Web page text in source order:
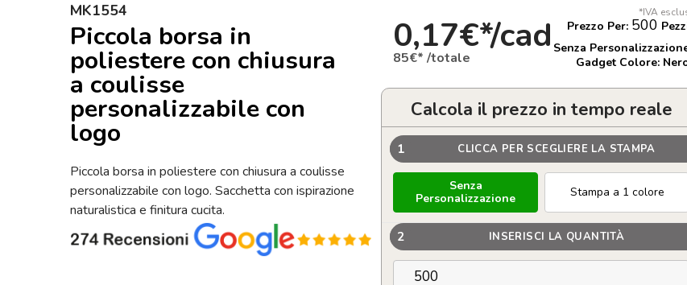
MK1554
Piccola borsa in
poliestere con chiusura
a coulisse
personalizzabile con
logo
Piccola borsa in poliestere con chiusura a coulisse
personalizzabile con logo. Sacchetta con ispirazione
naturalistica e finitura cucita.
*IVA
0,17€*/cad
85€* /totale
Prezzo Per: 500
Senza
Gadget Colore:
Calcola il prezzo in tempo reale
1 CLICCA PER SCEGLIERE LA STAMPA
Senza
Personalizzazione
Stampa a 1 colore
2 INSERISCI LA QUANTITÀ